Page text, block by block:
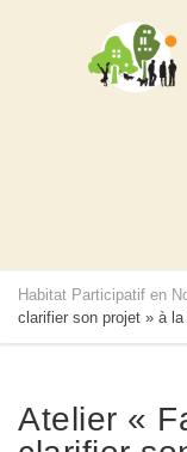
Habitat Participatif en
clarifier son projet » à
Atelier «